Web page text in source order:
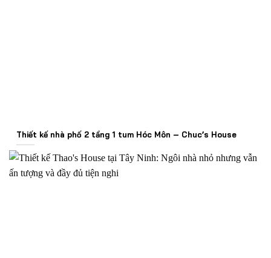
Thiết kế nhà phố 2 tầng 1 tum Hóc Môn – Chuc’s House